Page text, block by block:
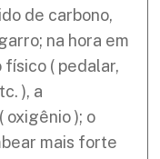
de carbono,
na hora em
( pedalar,
), a
oxigênio ); o
mais forte